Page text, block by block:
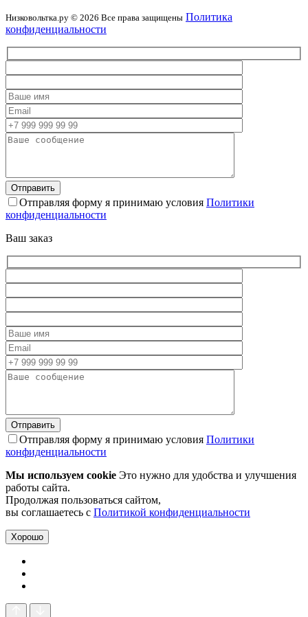
Низковольтка.ру © 2026 Все права защищены Политика
конфиденциальности
Отправляя форму я принимаю условия Политики
конфиденциальности
Ваш заказ
Отправляя форму я принимаю условия Политики
конфиденциальности
Мы используем cookie Это нужно для удобства и улучшения
работы сайта.
Продолжая пользоваться сайтом,
вы соглашаетесь с Политикой конфиденциальности
Хорошо